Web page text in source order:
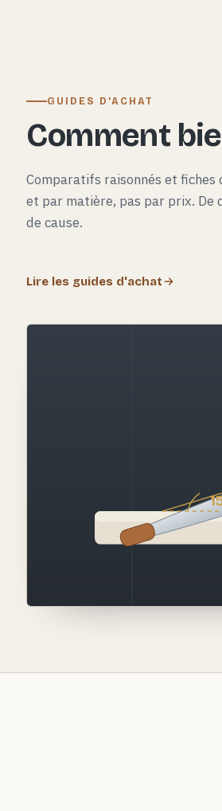
GUIDES D'ACHAT
Comment
Comparatifs raisonnés et fiches
et par matière, pas par prix. De
de cause.
Lire les guides d'achat